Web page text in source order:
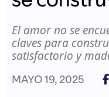
El amor no se
claves para
satisfactorio y
MAYO 19, 2025